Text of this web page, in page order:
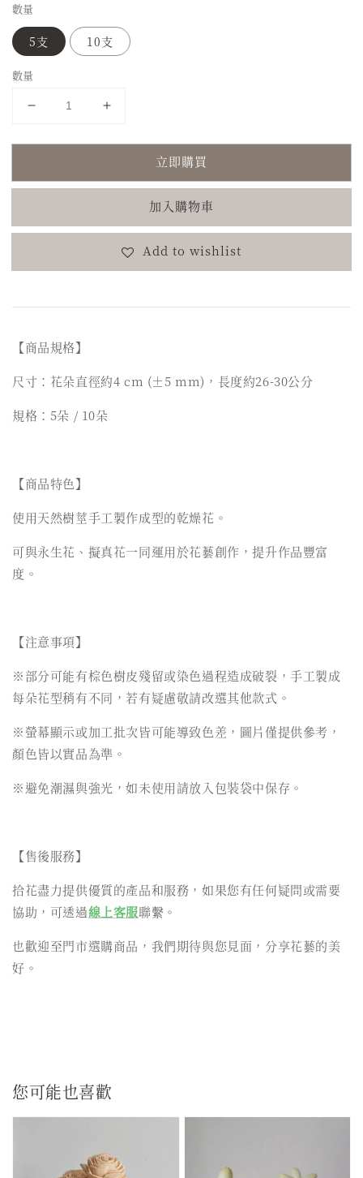
數量
5支 10支
數量
立即購買
加入購物車
Add to wishlist
【商品規格】
尺寸：花朵直徑約4 cm (±5 mm)，長度約26-30公分
規格：5朵 / 10朵
【商品特色】
使用天然樹莖手工製作成型的乾燥花。
可與永生花、擬真花一同運用於花藝創作，提升作品豐富
度。
【注意事項】
※部分可能有棕色樹皮殘留或染色過程造成破裂，手工製成
每朵花型稍有不同，若有疑慮敬請改選其他款式。
※螢幕顯示或加工批次皆可能導致色差，圖片僅提供參考，
顏色皆以實品為準。
※避免潮濕與強光，如未使用請放入包裝袋中保存。
【售後服務】
拾花盡力提供優質的產品和服務，如果您有任何疑問或需要
協助，可透過線上客服聯繫。
也歡迎至門市選購商品，我們期待與您見面，分享花藝的美
好。
您可能也喜歡